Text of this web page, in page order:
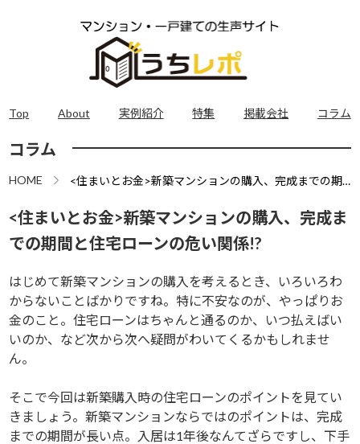
Top About 実例紹介 特集 掲載会社 コラム
コラム
HOME
<住まいとお金>新築マンションの購入、完成までの期
<住まいとお金>新築マンションの購入、完成ま
での期間と住宅ローンの危い関係!?
はじめて新築マンションの購入を考えるとき、いろいろわ
からないことばかりですね。特に不安なのが、やっぱりお
金のこと。住宅ローンはちゃんと通るのか、いつ払えばい
いのか、など次から次へ疑問がわいてくるかもしれませ
ん。
そこで今回は新築購入時の住宅ローンのポイントを見てい
きましょう。新築マンションならではのポイントは、完成
までの期間が長い点。入居は1年後なんてざらですし、下手